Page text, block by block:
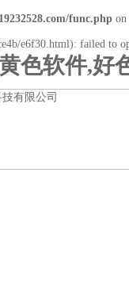
func.php
e6f30.html): failed to
色软件,好